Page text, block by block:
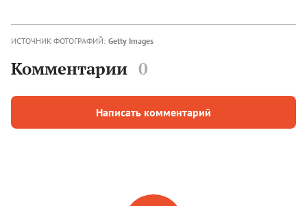
ИСТОЧНИК ФОТОГРАФИЙ: Getty Images
Комментарии 0
Написать комментарий